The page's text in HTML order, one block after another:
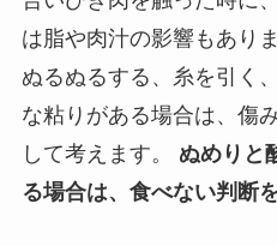
は脂や肉汁の影響もあり
ぬるぬるする、糸を引く
な粘りがある場合は、傷
して考えます。 ぬめりと
る場合は、食べない判断